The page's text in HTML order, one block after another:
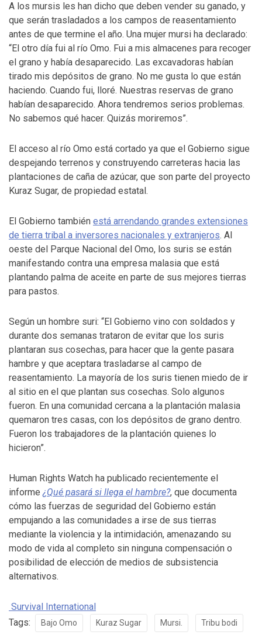
A los mursis les han dicho que deben vender su ganado, y
que serán trasladados a los campos de reasentamiento
antes de que termine el año. Una mujer mursi ha declarado:
“El otro día fui al río Omo. Fui a mis almacenes para recoger
el grano y había desaparecido. Las excavadoras habían
tirado mis depósitos de grano. No me gusta lo que están
haciendo. Cuando fui, lloré. Nuestras reservas de grano
habían desaparecido. Ahora tendremos serios problemas.
No sabemos qué hacer. Quizás moriremos”.
El acceso al río Omo está cortado ya que el Gobierno sigue
despejando terrenos y construyendo carreteras hacia las
plantaciones de caña de azúcar, que son parte del proyecto
Kuraz Sugar, de propiedad estatal.
El Gobierno también está arrendando grandes extensiones
de tierra tribal a inversores nacionales y extranjeros. Al
oeste del Parque Nacional del Omo, los suris se están
manifestando contra una empresa malasia que está
plantando palma de aceite en parte de sus mejores tierras
para pastos.
Según un hombre suri: “El Gobierno vino con soldados y
durante dos semanas trataron de evitar que los suris
plantaran sus cosechas, para hacer que la gente pasara
hambre y que aceptara trasladarse al campo de
reasentamiento. La mayoría de los suris tienen miedo de ir
al sitio en el que plantan sus cosechas. Solo algunos
fueron. En una comunidad cercana a la plantación malasia
quemaron tres casas, con los depósitos de grano dentro.
Fueron los trabajadores de la plantación quienes lo
hicieron”.
Human Rights Watch ha publicado recientemente el
informe¿Qué pasará si llega el hambre?, que documenta
cómo las fuerzas de seguridad del Gobierno están
empujando a las comunidades a irse de sus tierras
mediante la violencia y la intimidación, amenazando su
modo de vida al completo sin ninguna compensación o
posibilidad de elección de medios de subsistencia
alternativos.
Survival International
Tags:
Bajo Omo Kuraz Sugar Mursi. Tribu bodi